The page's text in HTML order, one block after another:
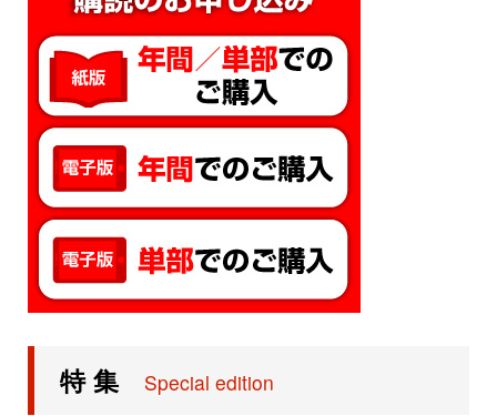
特 集 Special edition